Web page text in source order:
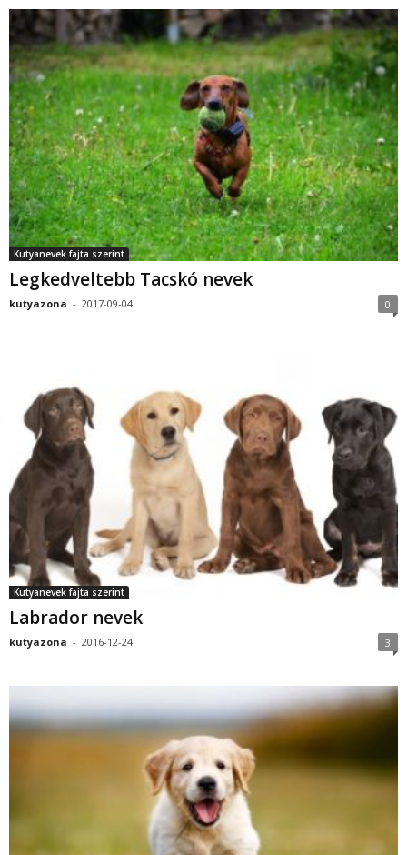
Kutyanevek fajta szerint
Legkedveltebb Tacskó nevek
kutyazona - 2017-09-04 0
Kutyanevek fajta szerint
Labrador nevek
kutyazona - 2016-12-24 3